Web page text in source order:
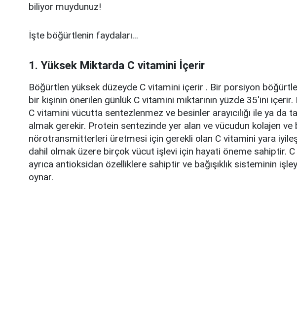
biliyor muydunuz!
İşte böğürtlenin faydaları...
1. Yüksek Miktarda C vitamini İçerir
Böğürtlen yüksek düzeyde C vitamini içerir . Bir porsiyon
bir kişinin önerilen günlük C vitamini miktarının yüzde 35'ini içerir.
C vitamini vücutta sentezlenmez ve besinler arayıcılığı ile ya da
almak gerekir. Protein sentezinde yer alan ve vücudun kolajen ve
nörotransmitterleri üretmesi için gerekli olan C vitamini yara
dahil olmak üzere birçok vücut işlevi için hayati öneme sahiptir.
ayrıca antioksidan özelliklere sahiptir ve bağışıklık sisteminin
oynar.